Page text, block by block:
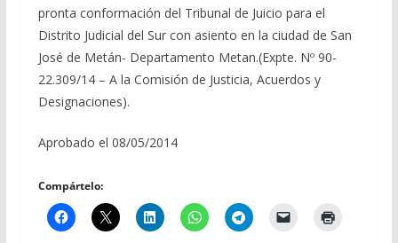
pronta conformación del Tribunal de Juicio para el
Distrito Judicial del Sur con asiento en la ciudad de San
José de Metán- Departamento Metan.(Expte. Nº 90-
22.309/14 – A la Comisión de Justicia, Acuerdos y
Designaciones).
Aprobado el 08/05/2014
Compártelo: